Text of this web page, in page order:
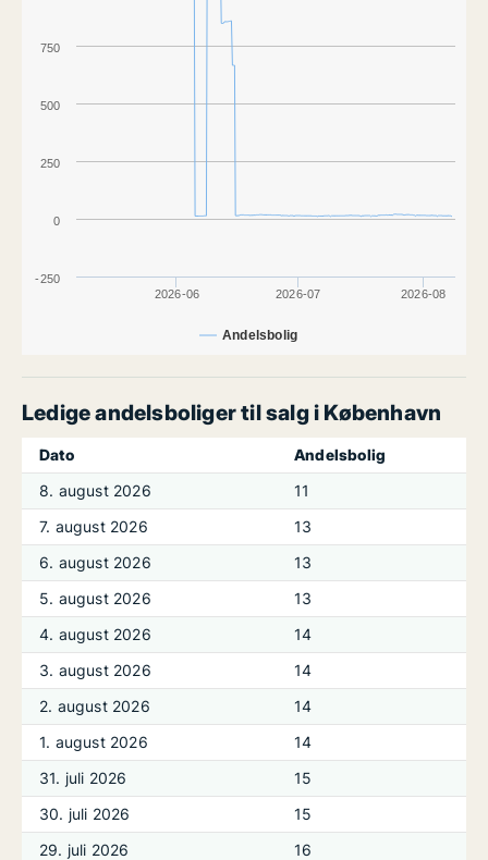
Andelsbolig
2026-06 2026-07 2026-08
-250
0
250
500
750
Ledige andelsboliger til salg i København
Dato
Andelsbolig
8. august 2026
11
7. august 2026
13
6. august 2026
13
5. august 2026
13
4. august 2026
14
3. august 2026
14
2. august 2026
14
1. august 2026
14
31. juli 2026
15
30. juli 2026
15
29. juli 2026
16